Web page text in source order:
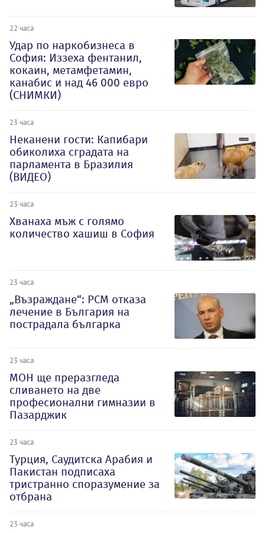
22 часа
Удар по наркобизнеса в
София: Иззеха фентанил,
кокаин, метамфетамин,
канабис и над 46 000 евро
(СНИМКИ)
23 часа
Неканени гости: Капибари
обиколиха сградата на
парламента в Бразилия
(ВИДЕО)
23 часа
Хванаха мъж с голямо
количество хашиш в София
23 часа
„Възраждане“: РСМ отказа
лечение в България на
пострадала българка
23 часа
МОН ще преразгледа
сливането на две
професионални гимназии в
Пазарджик
23 часа
Турция, Саудитска Арабия и
Пакистан подписаха
тристранно споразумение за
отбрана
23 часа